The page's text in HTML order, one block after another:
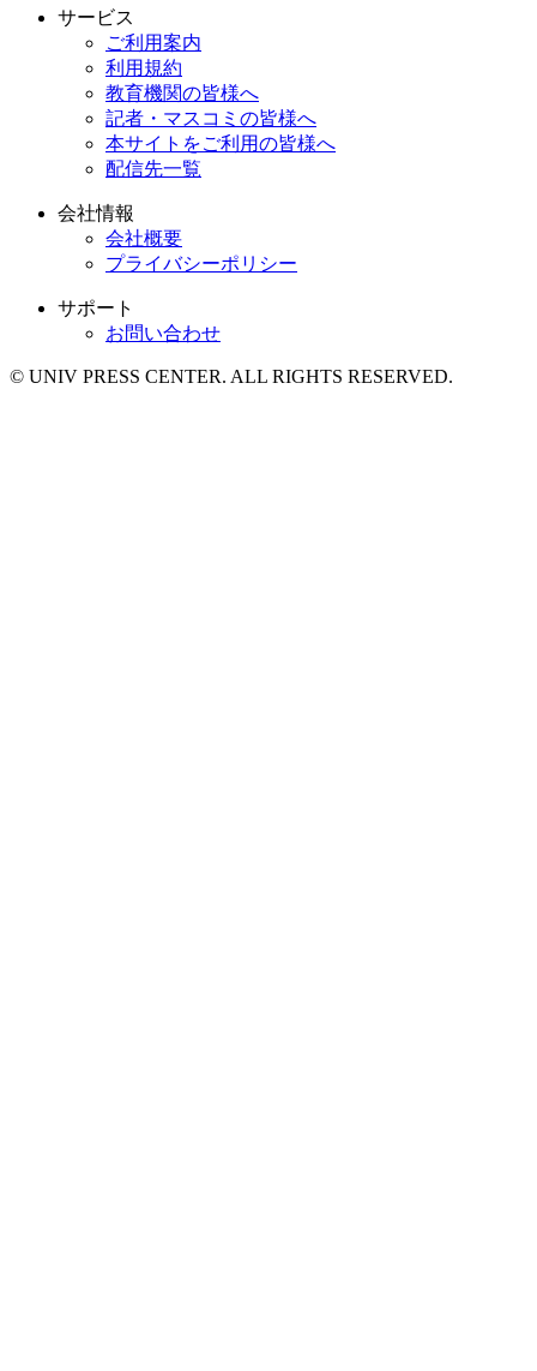
サービス
ご利用案内
利用規約
教育機関の皆様へ
記者・マスコミの皆様へ
本サイトをご利用の皆様へ
配信先一覧
会社情報
会社概要
プライバシーポリシー
サポート
お問い合わせ
© UNIV PRESS CENTER. ALL RIGHTS RESERVED.